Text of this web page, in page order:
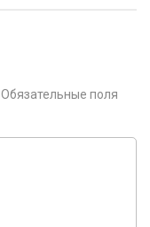
Обязательные поля